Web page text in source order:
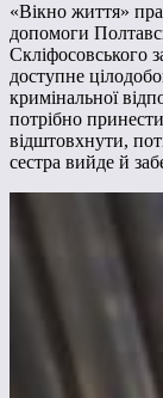
«Вікно життя»
допомоги
Скліфосовського
доступне
кримінальної
потрібно
відштовхнути,
сестра вийде й